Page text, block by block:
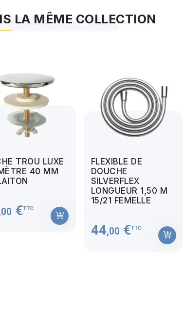
LA MÊME COLLECTION
TROU LUXE
40 MM
€TTC
FLEXIBLE DE
DOUCHE
SILVERFLEX
LONGUEUR 1,50 M
15/21 FEMELLE
44,00 €TTC